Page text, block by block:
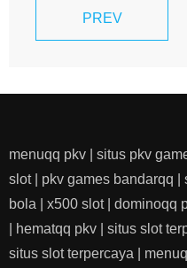
PREV
menuqq pkv situs pkv
slot| pkv games bandarqq
bola
x500 slot| dominoqq
hematqq pkv situs slot
situs slot terpercaya